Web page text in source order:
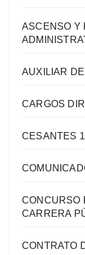
ASCENSO Y
AUXILIAR
CARGOS
CESANTES
CONCURSO
CARRERA
CONTRATO